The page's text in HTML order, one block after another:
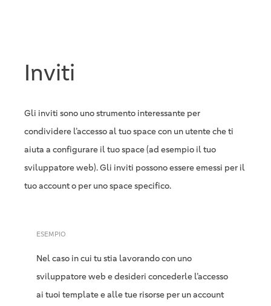
Inviti
Gli inviti sono uno strumento interessante per
condividere l’accesso al tuo space con un utente che ti
aiuta a configurare il tuo space (ad esempio il tuo
sviluppatore web). Gli inviti possono essere emessi per il
tuo account o per uno space specifico.
ESEMPIO
Nel caso in cui tu stia lavorando con uno
sviluppatore web e desideri concederle l’accesso
ai tuoi template e alle tue risorse per un account